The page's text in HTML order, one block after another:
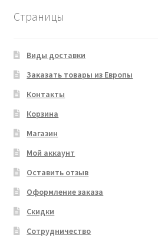
Страницы
Виды доставки
Заказать товары из Европы
Контакты
Корзина
Магазин
Мой аккаунт
Оставить отзыв
Оформление заказа
Скидки
Сотрудничество